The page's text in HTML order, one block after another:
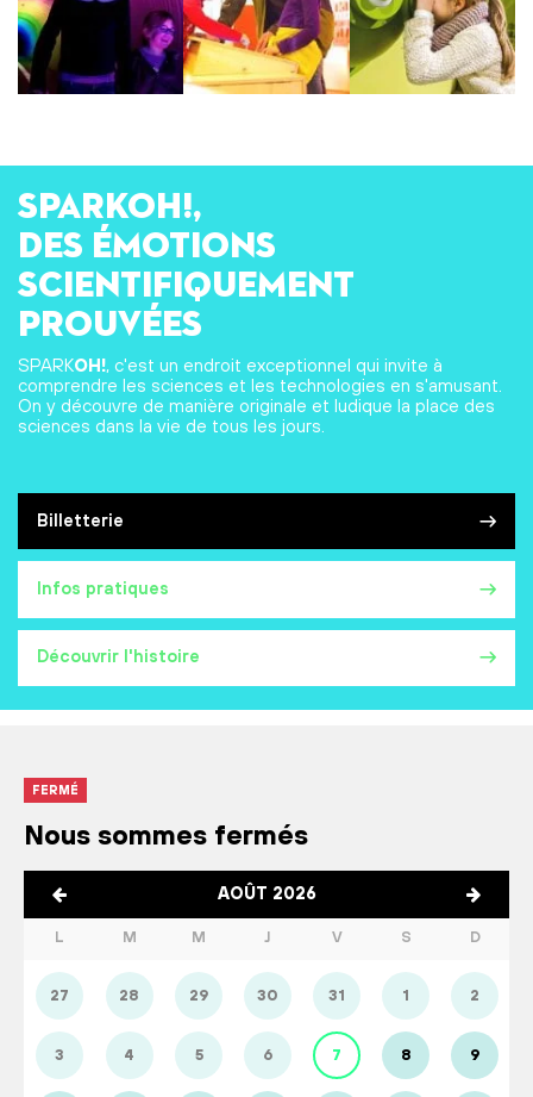
Billetterie
Infos pratiques
Découvrir l'histoire
SPARKOH!,
des émotions
scientifiquement
prouvées
SPARKOH!, c'est un endroit exceptionnel qui invite à
comprendre les sciences et les technologies en s'amusant.
On y découvre de manière originale et ludique la place des
sciences dans la vie de tous les jours.
FERMÉ
Nous sommes fermés
AOÛT 2026
L M M J V S D
27 28 29 30 31 1 2
3 4 5 6 7 8 9